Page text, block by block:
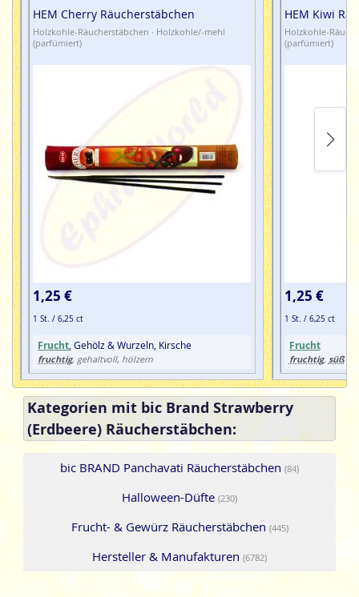
HEM Cherry Räucherstäbchen
Holzkohle-Räucherstäbchen · Holzkohle/-mehl
(parfümiert)
1,25 €
1 St. / 6,25 ct
Frucht , Gehölz & Wurzeln, Kirsche
fruchtig, gehaltvoll, hölzern
HEM Kiwi
Holzkohle-
(parfümiert)
1,25 €
1 St. / 6,25 ct
Frucht
fruchtig, süß
Kategorien mit bic Brand Strawberry
(Erdbeere) Räucherstäbchen:
bic BRAND Panchavati Räucherstäbchen (84)
Halloween-Düfte (230)
Frucht- & Gewürz Räucherstäbchen (445)
Hersteller & Manufakturen (6782)